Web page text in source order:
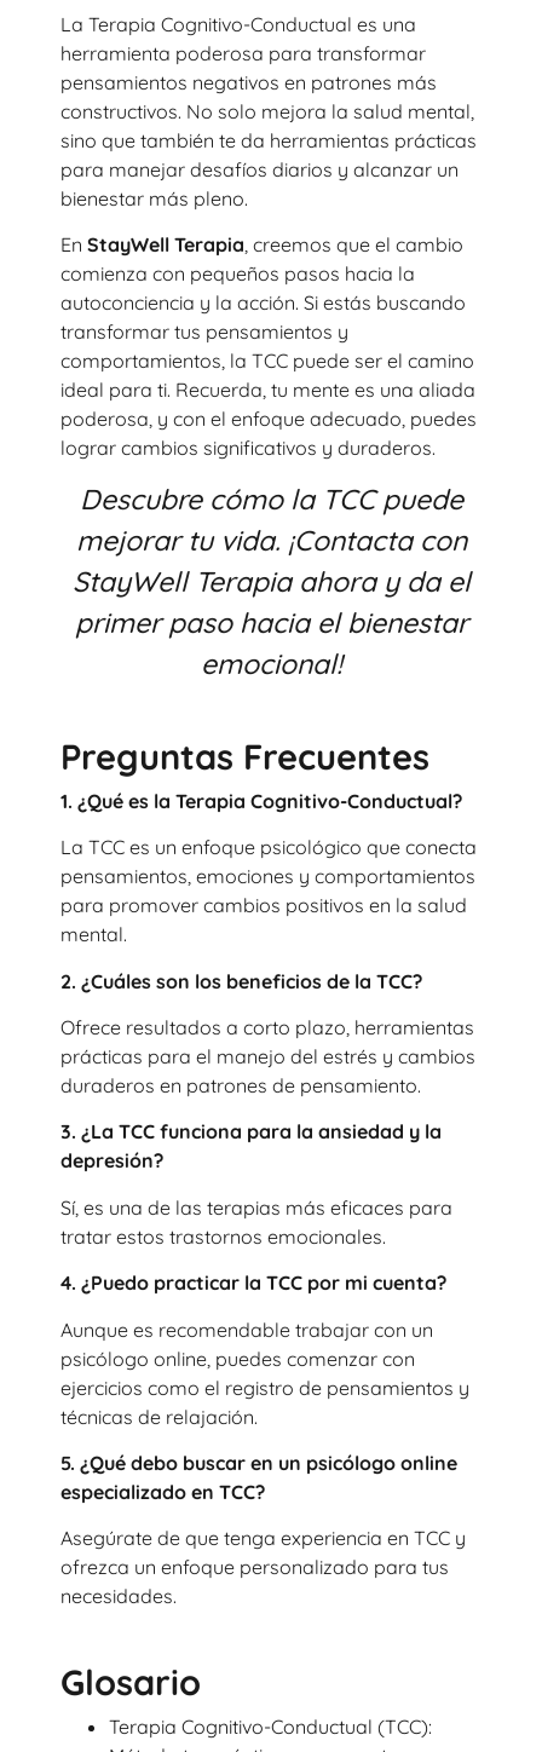
La Terapia Cognitivo-Conductual es una
herramienta poderosa para transformar
pensamientos negativos en patrones más
constructivos. No solo mejora la salud mental,
sino que también te da herramientas prácticas
para manejar desafíos diarios y alcanzar un
bienestar más pleno.
En StayWell Terapia, creemos que el cambio
comienza con pequeños pasos hacia la
autoconciencia y la acción. Si estás buscando
transformar tus pensamientos y
comportamientos, la TCC puede ser el camino
ideal para ti. Recuerda, tu mente es una aliada
poderosa, y con el enfoque adecuado, puedes
lograr cambios significativos y duraderos.
Descubre cómo la TCC puede
mejorar tu vida. ¡Contacta con
StayWell Terapia ahora y da el
primer paso hacia el bienestar
emocional!
Preguntas Frecuentes
1. ¿Qué es la Terapia Cognitivo-Conductual?
La TCC es un enfoque psicológico que conecta
pensamientos, emociones y comportamientos
para promover cambios positivos en la salud
mental.
2. ¿Cuáles son los beneficios de la TCC?
Ofrece resultados a corto plazo, herramientas
prácticas para el manejo del estrés y cambios
duraderos en patrones de pensamiento.
3. ¿La TCC funciona para la ansiedad y la
depresión?
Sí, es una de las terapias más eficaces para
tratar estos trastornos emocionales.
4. ¿Puedo practicar la TCC por mi cuenta?
Aunque es recomendable trabajar con un
psicólogo online, puedes comenzar con
ejercicios como el registro de pensamientos y
técnicas de relajación.
5. ¿Qué debo buscar en un psicólogo online
especializado en TCC?
Asegúrate de que tenga experiencia en TCC y
ofrezca un enfoque personalizado para tus
necesidades.
Glosario
Terapia Cognitivo-Conductual (TCC):